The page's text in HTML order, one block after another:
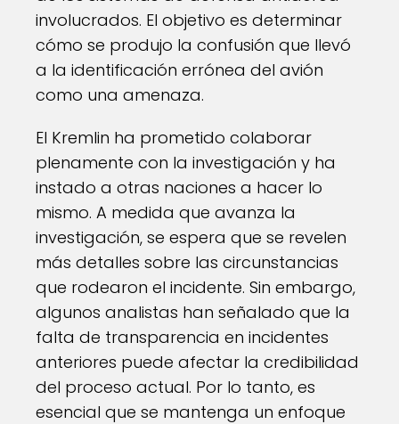
involucrados. El objetivo es determinar
cómo se produjo la confusión que llevó
a la identificación errónea del avión
como una amenaza.
El Kremlin ha prometido colaborar
plenamente con la investigación y ha
instado a otras naciones a hacer lo
mismo. A medida que avanza la
investigación, se espera que se revelen
más detalles sobre las circunstancias
que rodearon el incidente. Sin embargo,
algunos analistas han señalado que la
falta de transparencia en incidentes
anteriores puede afectar la credibilidad
del proceso actual. Por lo tanto, es
esencial que se mantenga un enfoque